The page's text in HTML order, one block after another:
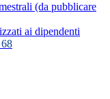
(da pubblicare
ai dipendenti
68